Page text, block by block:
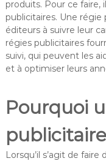
produits. Pour ce faire,
publicitaires. Une
éditeurs à suivre leur
régies publicitaires
suivi, qui peuvent les
et à optimiser leurs
Pourquoi
Lorsqu’il s’agit de